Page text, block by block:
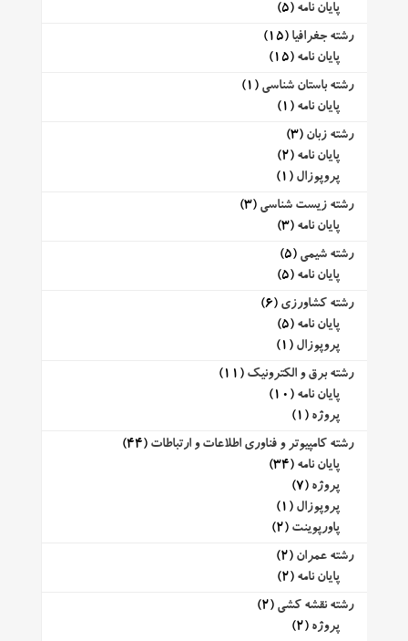
پایان نامه (5)
رشته جغرافیا (15)
پایان نامه (15)
رشته باستان شناسی (1)
پایان نامه (1)
رشته زبان (3)
پایان نامه (2)
پروپوزال (1)
رشته زیست شناسی (3)
پایان نامه (3)
رشته شیمی (5)
پایان نامه (5)
رشته کشاورزی (6)
پایان نامه (5)
پروپوزال (1)
رشته برق و الکترونیک (11)
پایان نامه (10)
پروژه (1)
رشته کامپیوتر و فناوری اطلاعات و ارتباطات (44)
پایان نامه (34)
پروژه (7)
پروپوزال (1)
پاورپوینت (2)
رشته عمران (2)
پایان نامه (2)
رشته نقشه کشی (2)
پروژه (2)